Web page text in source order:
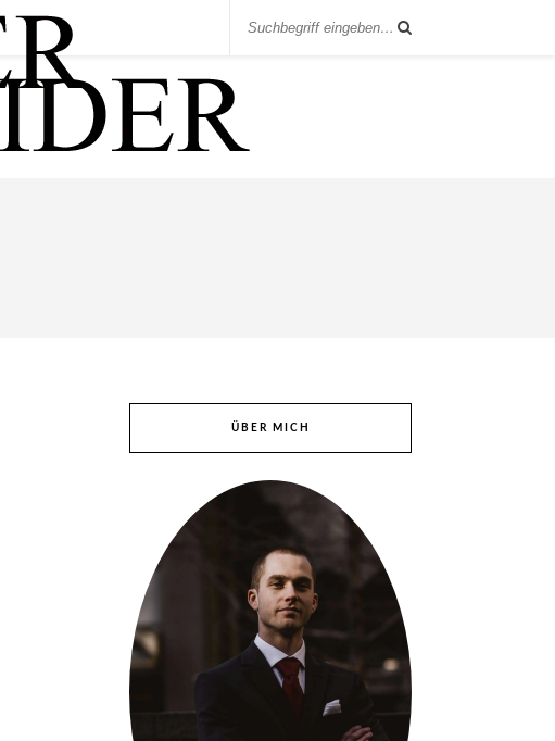
ÜBER MICH